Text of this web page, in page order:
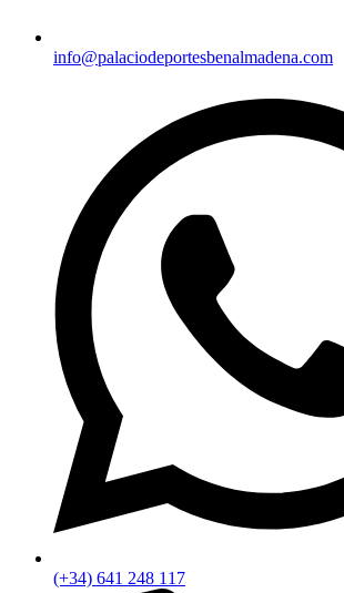
info@palaciodeportesbenalmadena.com
(+34) 641 248 117